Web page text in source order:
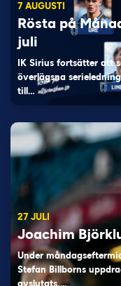
7 AUGUSTI
Rösta på
juli
IK Sirius fortsätter att
överlägsna
till…
27 JULI
Joachim
Under
Stefan Billborns
avslutats.…